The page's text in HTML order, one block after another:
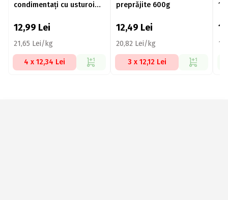
condimentați cu usturoi
12,99 Lei
21,65 Lei/kg
4 x 12,34 Lei
preprăjite 600g
12,49 Lei
20,82 Lei/kg
3 x 12,12 Lei